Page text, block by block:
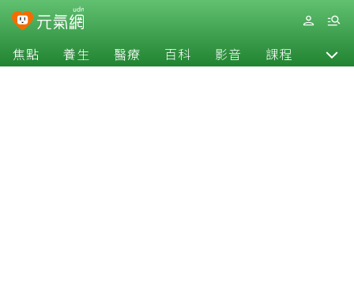
焦點 養生 醫療 百科 影音 課程 退休